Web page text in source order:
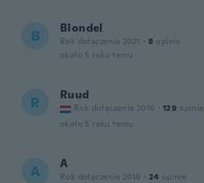
B Blondel
Rok dołączenia 2021 · 8 opinie
około 5 roku temu
R Ruud
Rok dołączenia 2016 · 129 opinie
około 5 roku temu
A A
Rok dołączenia 2018 · 24 opinie